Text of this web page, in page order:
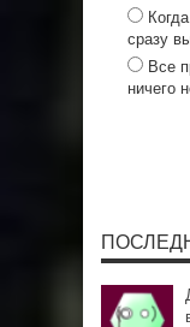
сразу
Все
ничего